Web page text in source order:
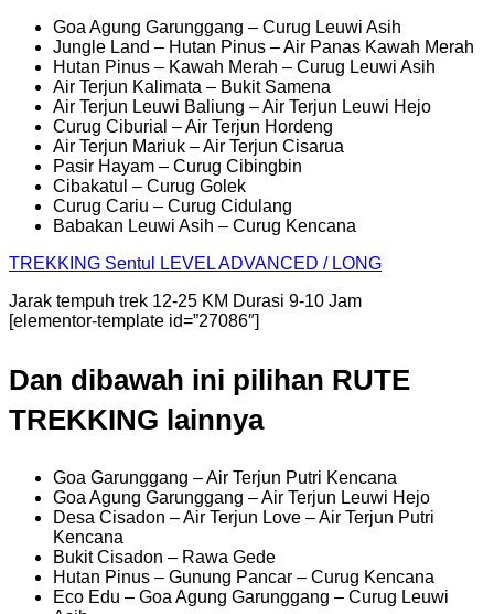
Goa Agung Garunggang – Curug Leuwi Asih
Jungle Land – Hutan Pinus – Air Panas Kawah Merah
Hutan Pinus – Kawah Merah – Curug Leuwi Asih
Air Terjun Kalimata – Bukit Samena
Air Terjun Leuwi Baliung – Air Terjun Leuwi Hejo
Curug Ciburial – Air Terjun Hordeng
Air Terjun Mariuk – Air Terjun Cisarua
Pasir Hayam – Curug Cibingbin
Cibakatul – Curug Golek
Curug Cariu – Curug Cidulang
Babakan Leuwi Asih – Curug Kencana
TREKKING Sentul
LEVEL ADVANCED / LONG
Jarak tempuh trek 12-25 KM Durasi 9-10 Jam
[elementor-template id=”27086″]
Dan dibawah ini pilihan RUTE
TREKKING lainnya
Goa Garunggang – Air Terjun Putri Kencana
Goa Agung Garunggang – Air Terjun Leuwi Hejo
Desa Cisadon – Air Terjun Love – Air Terjun Putri
Kencana
Bukit Cisadon – Rawa Gede
Hutan Pinus – Gunung Pancar – Curug Kencana
Eco Edu – Goa Agung Garunggang – Curug Leuwi